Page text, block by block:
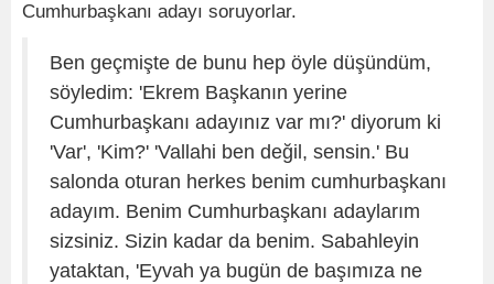
Cumhurbaşkanı adayı soruyorlar.
Ben geçmişte de bunu hep öyle düşündüm,
söyledim: 'Ekrem Başkanın yerine
Cumhurbaşkanı adayınız var mı?' diyorum ki
'Var', 'Kim?' 'Vallahi ben değil, sensin.' Bu
salonda oturan herkes benim cumhurbaşkanı
adayım. Benim Cumhurbaşkanı adaylarım
sizsiniz. Sizin kadar da benim. Sabahleyin
yataktan, 'Eyvah ya bugün de başımıza ne